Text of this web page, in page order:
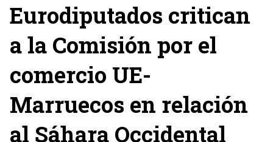
Eurodiputados critican
a la Comisión por el
comercio UE-
Marruecos en relación
al Sáhara Occidental